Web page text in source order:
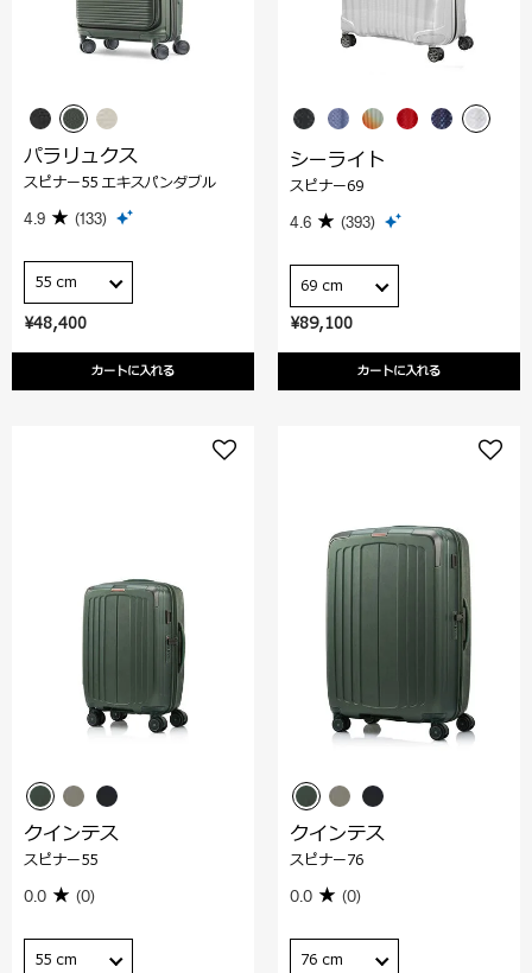
¥48,400
カートに入れる
パラリュクス
スピナー55 エキスパンダブル
4.9 (133)
55 cm
¥89,100
カートに入れる
シーライト
スピナー69
4.6 (393)
69 cm
クインテス
スピナー55
0.0 (0)
55 cm
クインテス
スピナー76
0.0 (0)
76 cm